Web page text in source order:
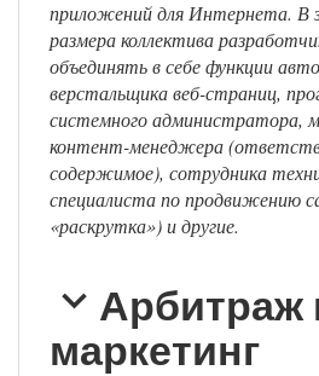
приложений для Интернета. В
размера коллектива
объединять в себе функции
верстальщика веб-страниц,
системного администратора,
контент-менеджера
содержимое), сотрудника
специалиста по продвижению
«раскрутка») и другие.
Арбитраж
маркетинг